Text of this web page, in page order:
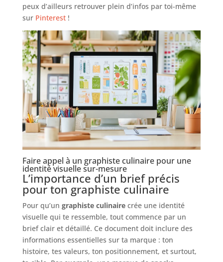
peux d’ailleurs retrouver plein d’infos par toi-même
sur Pinterest!
Faire appel à un graphiste culinaire pour une
identité visuelle sur-mesure
L’importance d’un brief précis
pour ton graphiste culinaire
Pour qu’un graphiste culinairecrée une identité
visuelle qui te ressemble, tout commence par un
brief clair et détaillé. Ce document doit inclure des
informations essentielles sur ta marque : ton
histoire, tes valeurs, ton positionnement, et surtout,